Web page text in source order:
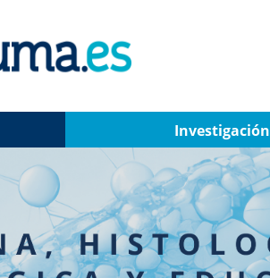
Investigación